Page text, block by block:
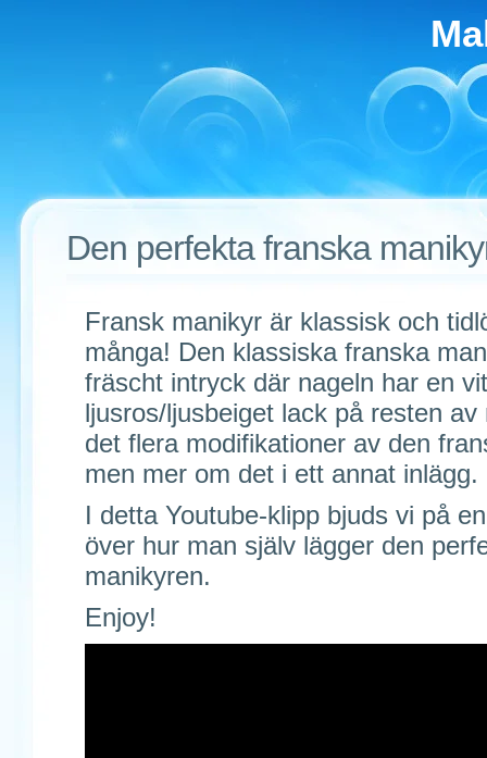
Den perfekta franska
Fransk manikyr är klassisk och
många! Den klassiska franska
fräscht intryck där nageln har en
ljusros/ljusbeiget lack på resten
det flera modifikationer av den
men mer om det i ett annat inlägg.
I detta Youtube-klipp bjuds vi på
över hur man själv lägger den
manikyren.
Enjoy!